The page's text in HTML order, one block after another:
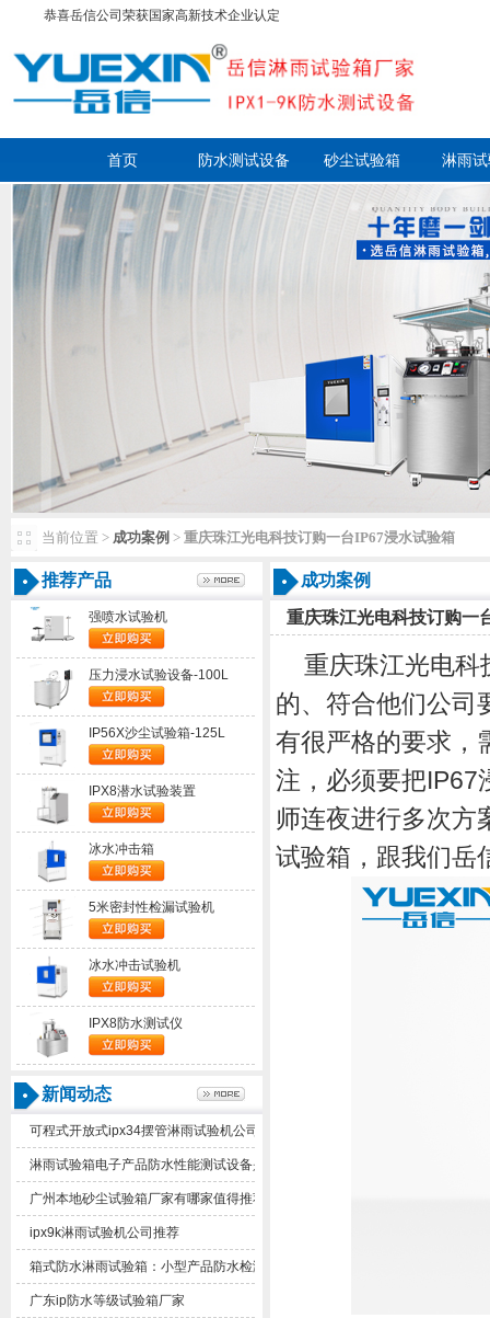
恭喜岳信公司荣获国家高新技术企业认定
首页 防水测试设备 砂尘试验箱 淋雨
走进岳信 联系
当前位置> 成功案例 > 重庆珠江光电科技订购一台IP67浸水试验箱
推荐产品
强喷水试验机
压力浸水试验设备-100L
IP56X沙尘试验箱-125L
IPX8潜水试验装置
冰水冲击箱
5米密封性检漏试验机
冰水冲击试验机
IPX8防水测试仪
新闻动态
可程式开放式ipx34摆管淋雨试验机公司有几家值得推荐
淋雨试验箱电子产品防水性能测试设备是什么东西？
广州本地砂尘试验箱厂家有哪家值得推荐
ipx9k淋雨试验机公司推荐
箱式防水淋雨试验箱：小型产品防水检测实用设备解析
广东ip防水等级试验箱厂家
成功案例
重庆珠江光电科技订购一
重庆珠江光电科
的、符合他们公司
有很严格的要求，
注，必须要把IP67
师连夜进行多次方
试验箱，跟我们岳